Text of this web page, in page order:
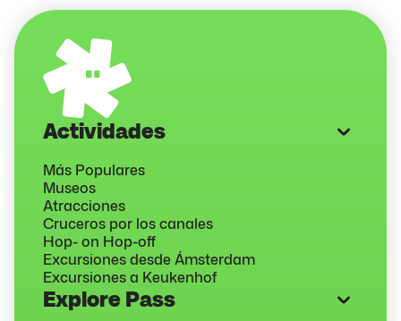
Actividades
Más Populares
Museos
Atracciones
Cruceros por los canales
Hop- on Hop-off
Excursiones desde Ámsterdam
Excursiones a Keukenhof
Explore Pass